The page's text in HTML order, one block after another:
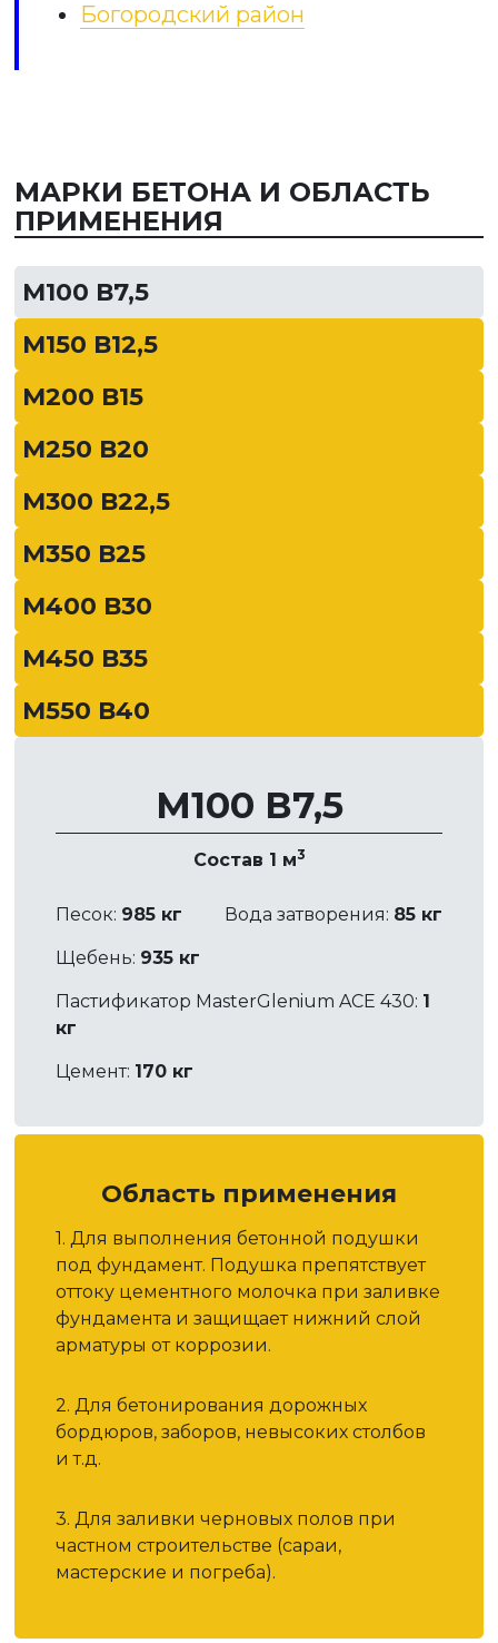
Богородский район
МАРКИ БЕТОНА И ОБЛАСТЬ
ПРИМЕНЕНИЯ
М100 В7,5
М150 В12,5
М200 В15
М250 В20
М300 В22,5
М350 В25
М400 В30
М450 В35
М550 В40
М100 В7,5
Состав 1 м3
Песок: 985 кг Вода затворения: 85 кг
Щебень: 935 кг
Пастификатор MasterGlenium ACE 430: 1
кг
Цемент: 170 кг
Область применения
1. Для выполнения бетонной подушки
под фундамент. Подушка препятствует
оттоку цементного молочка при заливке
фундамента и защищает нижний слой
арматуры от коррозии.
2. Для бетонирования дорожных
бордюров, заборов, невысоких столбов
и т.д.
3. Для заливки черновых полов при
частном строительстве (сараи,
мастерские и погреба).